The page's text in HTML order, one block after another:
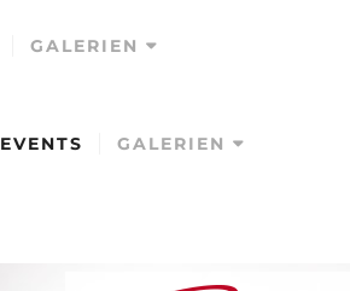
GALERIEN
EVENTS GALERIEN